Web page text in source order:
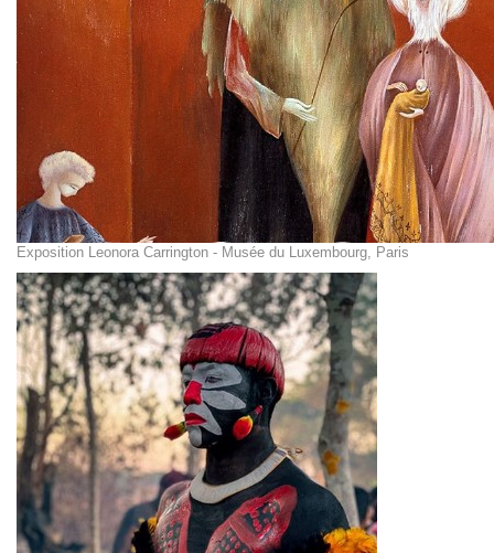
Exposition Leonora Carrington - Musée du Luxembourg, Paris